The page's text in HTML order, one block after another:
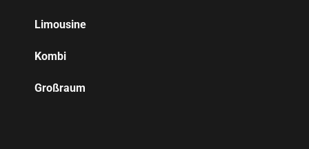
Limousine
Kombi
Großraum